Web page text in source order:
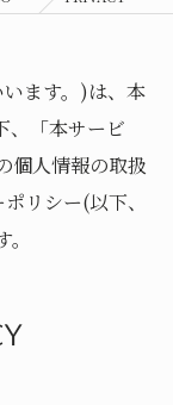
ます。)は、本
、「本サービ
個人情報の取扱
リシー(以下、